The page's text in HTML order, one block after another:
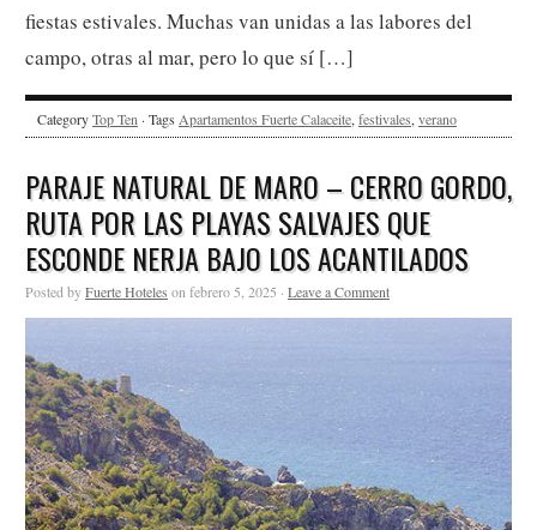
fiestas estivales. Muchas van unidas a las labores del
campo, otras al mar, pero lo que sí […]
CategoryTop Ten · Tags Apartamentos Fuerte Calaceite, festivales, verano
PARAJE NATURAL DE MARO – CERRO GORDO,
RUTA POR LAS PLAYAS SALVAJES QUE
ESCONDE NERJA BAJO LOS ACANTILADOS
Posted byFuerte Hoteles on febrero 5, 2025 · Leave a Comment